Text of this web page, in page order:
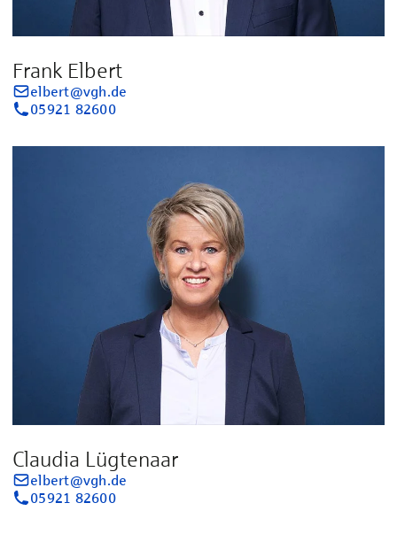
Frank Elbert
elbert@vgh.de
05921 82600
Claudia Lügtenaar
elbert@vgh.de
05921 82600